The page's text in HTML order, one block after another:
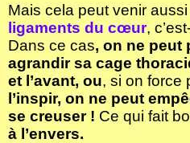
Mais cela peut venir
ligaments du cœur,
Dans ce cas, on ne peut
agrandir sa cage
et l’avant, ou, si on force
l’inspir, on ne peut
se creuser ! Ce qui fait
à l’envers.